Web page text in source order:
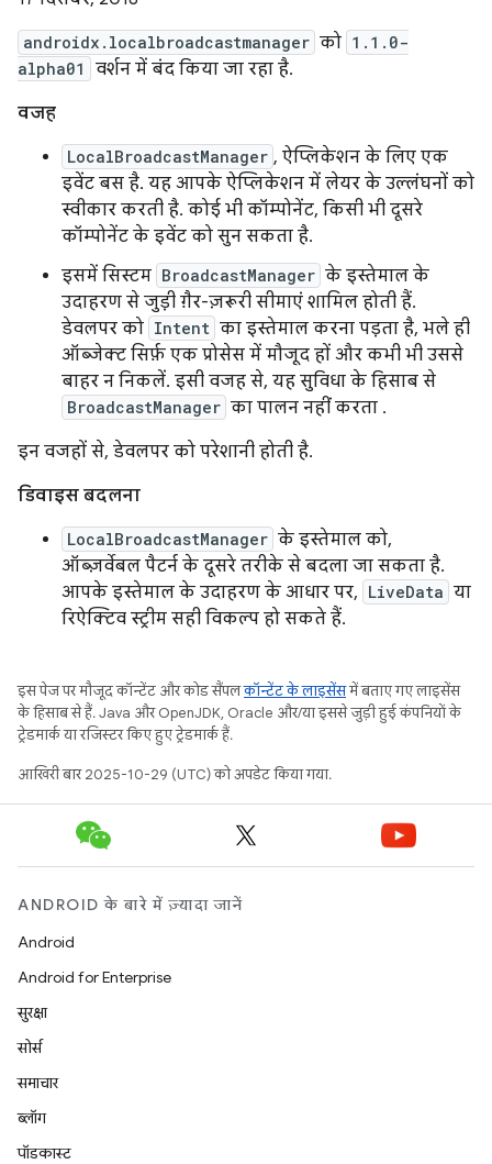
androidx.localbroadcastmanager को 1.1.0-
alpha01
वर्शन में बंद किया जा रहा है.
वजह
LocalBroadcastManager , ऐप्लिकेशन के लिए एक
इवेंट बस है. यह आपके ऐप्लिकेशन में लेयर के उल्लंघनों को
स्वीकार करती है. कोई भी कॉम्पोनेंट, किसी भी दूसरे
कॉम्पोनेंट के इवेंट को सुन सकता है.
इसमें सिस्टम BroadcastManager के इस्तेमाल के
उदाहरण से जुड़ी ग़ैर-ज़रूरी सीमाएं शामिल होती हैं.
डेवलपर को Intent का इस्तेमाल करना पड़ता है, भले ही
ऑब्जेक्ट सिर्फ़ एक प्रोसेस में मौजूद हों और कभी भी उससे
बाहर न निकलें. इसी वजह से, यह सुविधा के हिसाब से
BroadcastManager का पालन नहीं करता .
इन वजहों से, डेवलपर को परेशानी होती है.
डिवाइस बदलना
LocalBroadcastManager के इस्तेमाल को,
ऑब्ज़र्वेबल पैटर्न के दूसरे तरीके से बदला जा सकता है.
आपके इस्तेमाल के उदाहरण के आधार पर, LiveData या
रिऐक्टिव स्ट्रीम सही विकल्प हो सकते हैं.
इस पेज पर मौजूद कॉन्टेंट और कोड सैंपलकॉन्टेंट के लाइसेंसमें बताए गए लाइसेंस
के हिसाब से हैं. Java और OpenJDK, Oracle और/या इससे जुड़ी हुई कंपनियों के
ट्रेडमार्क या रजिस्टर किए हुए ट्रेडमार्क हैं.
आखिरी बार 2025-10-29 (UTC) को अपडेट किया गया.
ANDROID के बारे में ज़्यादा जानें
Android
Android for Enterprise
सुरक्षा
सोर्स
समाचार
ब्लॉग
पॉडकास्ट